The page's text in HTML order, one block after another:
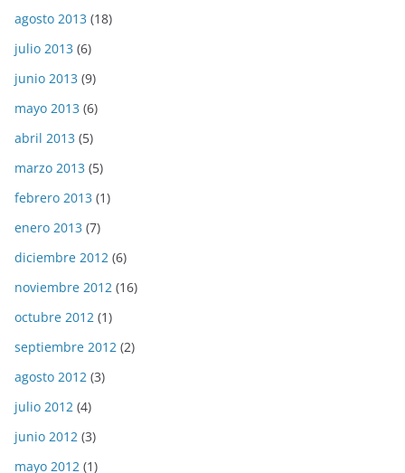
agosto 2013 (18)
julio 2013 (6)
junio 2013 (9)
mayo 2013 (6)
abril 2013 (5)
marzo 2013 (5)
febrero 2013 (1)
enero 2013 (7)
diciembre 2012 (6)
noviembre 2012 (16)
octubre 2012 (1)
septiembre 2012 (2)
agosto 2012 (3)
julio 2012 (4)
junio 2012 (3)
mayo 2012 (1)